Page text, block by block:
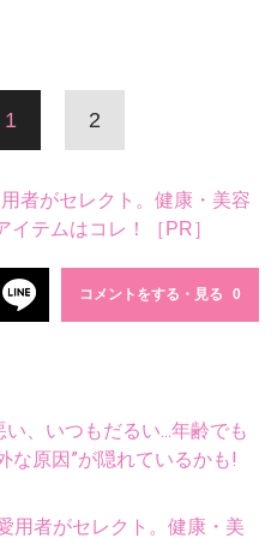
1 2
者がセレクト。健康・美容
イテムはコレ！［PR］
コメントをする・見る
、いつもだるい...年齢でも
な原因”が隠れているかも!
用者がセレクト。健康・美